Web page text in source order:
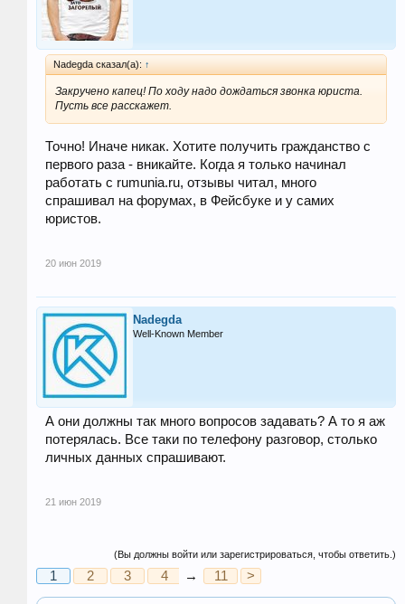
Nadegda сказал(а): ↑
Закручено капец! По ходу надо дождаться звонка юриста.
Пусть все расскажет.
Точно! Иначе никак. Хотите получить гражданство с
первого раза - вникайте. Когда я только начинал
работать с rumunia.ru, отзывы читал, много
спрашивал на форумах, в Фейсбуке и у самих
юристов.
20 июн 2019
Nadegda
Well-Known Member
А они должны так много вопросов задавать? А то я аж
потерялась. Все таки по телефону разговор, столько
личных данных спрашивают.
21 июн 2019
(Вы должны войти или зарегистрироваться, чтобы ответить.)
1 2 3 4 → 11 >